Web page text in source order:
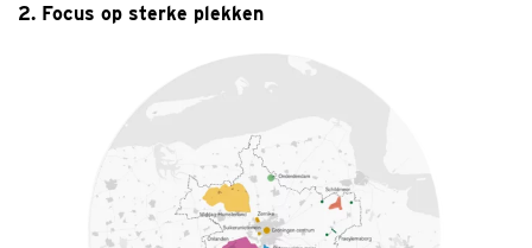
2. Focus op sterke plekken